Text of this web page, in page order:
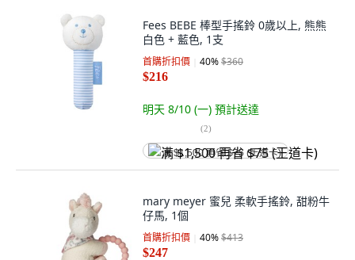
Fees BEBE 棒型手搖鈴 0歲以上, 熊熊
白色 + 藍色, 1支
首購折扣價 40%$360
$216
明天 8/10 (一) 預計送達
(2)
满 $1,500 再省 $75 (王道卡)
mary meyer 蜜兒 柔軟手搖鈴, 甜粉牛
仔馬, 1個
首購折扣價 40%$413
$247